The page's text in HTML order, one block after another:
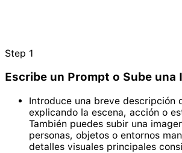
Step 1
Escribe un Prompt o Sube una
Introduce una breve descripción
explicando la escena, acción o
También puedes subir una
personas, objetos o entornos
detalles visuales principales